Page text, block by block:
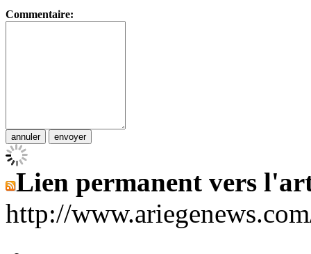
Commentaire:
Lien permanent vers
http://